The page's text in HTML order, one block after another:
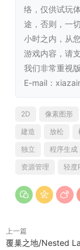
职业五花
的钓鱼佬…
险。
络，仅供试玩
途，否则，一
小时之内，从
游戏内容，请
我们非常重视
E-mail：
2D 像素图形
建造
放松
独立
程序生成
资源管理
轻度
上一篇
覆巢之地/Nested